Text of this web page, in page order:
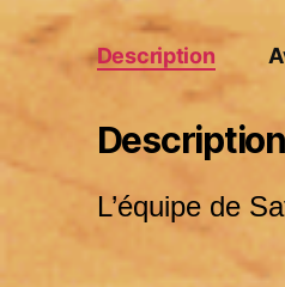
Description
Description
L’équipe de